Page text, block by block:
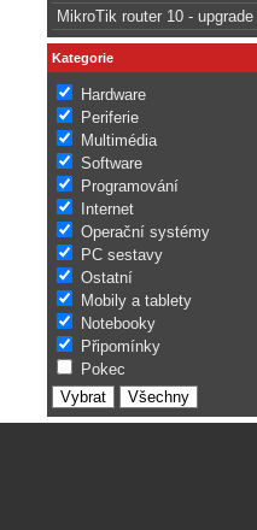
MikroTik router 10 -
Kategorie
Hardware
Periferie
Multimédia
Software
Programování
Internet
Operační systémy
PC sestavy
Ostatní
Mobily a tablety
Notebooky
Připomínky
Pokec